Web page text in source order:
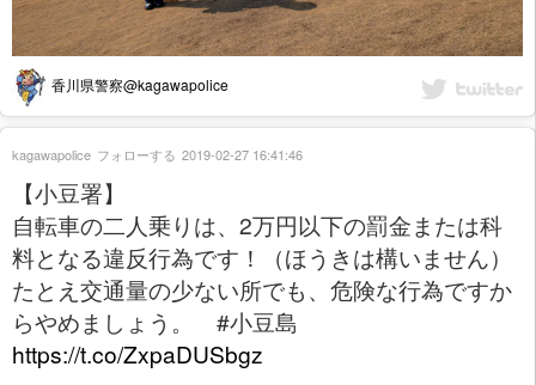
香川県警察@kagawapolice
【小豆署】
自転車の二人乗りは、2万円以下の罰金または科
料となる違反行為です！（ほうきは構いません）
たとえ交通量の少ない所でも、危険な行為ですか
らやめましょう。 #小豆島
https://t.co/ZxpaDUSbgz
kagawapolice フォローする 2019-02-27 16:41:46